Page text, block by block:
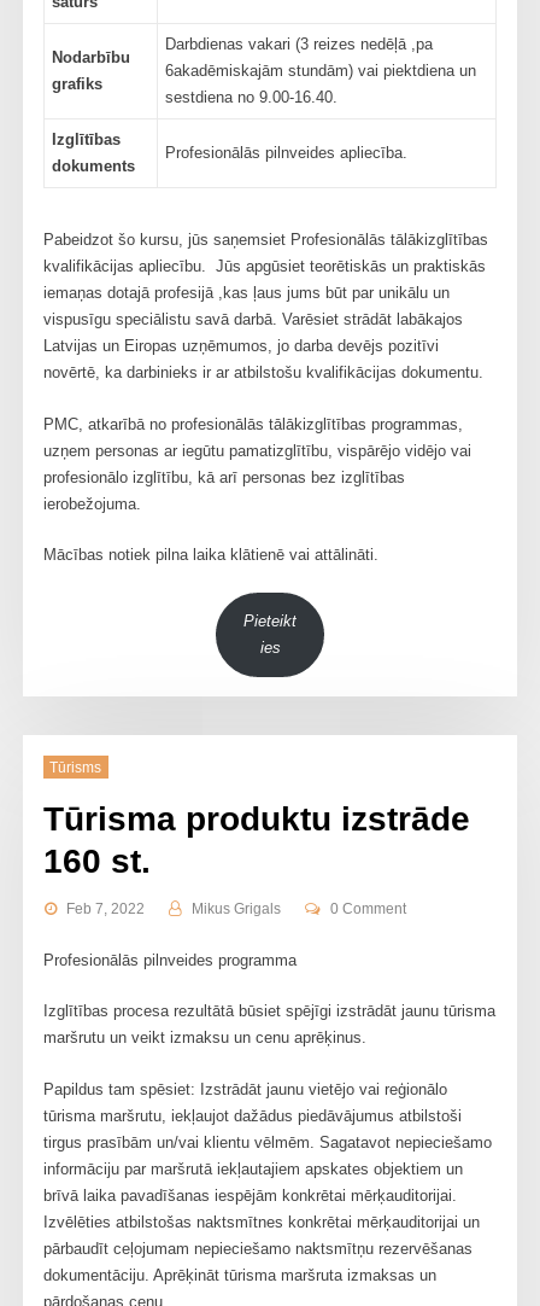
Nodarbību
grafiks
Darbdienas vakari (3 reizes nedēļā ,pa
6akadēmiskajām stundām) vai piektdiena un
sestdiena no 9.00-16.40.
Izglītības
dokuments
Profesionālās pilnveides apliecība.
Pabeidzot šo kursu, jūs saņemsiet Profesionālās tālākizglītības
kvalifikācijas apliecību. Jūs apgūsiet teorētiskās un praktiskās
iemaņas dotajā profesijā ,kas ļaus jums būt par unikālu un
vispusīgu speciālistu savā darbā. Varēsiet strādāt labākajos
Latvijas un Eiropas uzņēmumos, jo darba devējs pozitīvi
novērtē, ka darbinieks ir ar atbilstošu kvalifikācijas dokumentu.
PMC, atkarībā no profesionālās tālākizglītības programmas,
uzņem personas ar iegūtu pamatizglītību, vispārējo vidējo vai
profesionālo izglītību, kā arī personas bez izglītības
ierobežojuma.
Mācības notiek pilna laika klātienē vai attālināti.
Pieteikt
ies
Tūrisms
Tūrisma produktu izstrāde
160 st.
Feb 7, 2022 Mikus Grigals 0 Comment
Profesionālās pilnveides programma
Izglītības procesa rezultātā būsiet spējīgi izstrādāt jaunu tūrisma
maršrutu un veikt izmaksu un cenu aprēķinus.
Papildus tam spēsiet: Izstrādāt jaunu vietējo vai reģionālo
tūrisma maršrutu, iekļaujot dažādus piedāvājumus atbilstoši
tirgus prasībām un/vai klientu vēlmēm. Sagatavot nepieciešamo
informāciju par maršrutā iekļautajiem apskates objektiem un
brīvā laika pavadīšanas iespējām konkrētai mērķauditorijai.
Izvēlēties atbilstošas naktsmītnes konkrētai mērķauditorijai un
pārbaudīt ceļojumam nepieciešamo naktsmītņu rezervēšanas
dokumentāciju. Aprēķināt tūrisma maršruta izmaksas un
pārdošanas cenu.